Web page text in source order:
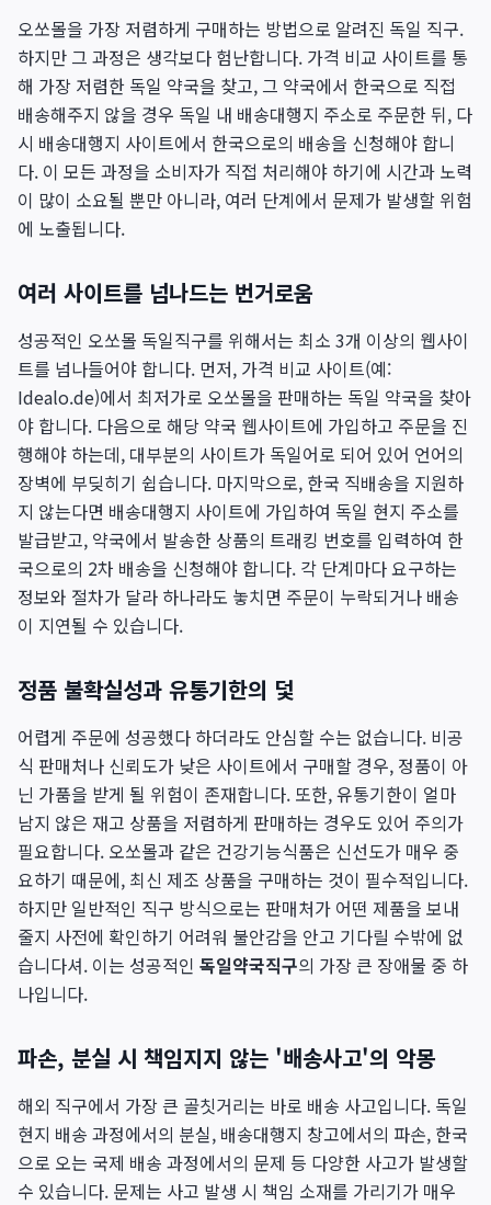
오쏘몰을 가장 저렴하게 구매하는 방법으로 알려진 독일 직구.
하지만 그 과정은 생각보다 험난합니다. 가격 비교 사이트를 통
해 가장 저렴한 독일 약국을 찾고, 그 약국에서 한국으로 직접
배송해주지 않을 경우 독일 내 배송대행지 주소로 주문한 뒤, 다
시 배송대행지 사이트에서 한국으로의 배송을 신청해야 합니
다. 이 모든 과정을 소비자가 직접 처리해야 하기에 시간과 노력
이 많이 소요될 뿐만 아니라, 여러 단계에서 문제가 발생할 위험
에 노출됩니다.
여러 사이트를 넘나드는 번거로움
성공적인 오쏘몰 독일직구를 위해서는 최소 3개 이상의 웹사이
트를 넘나들어야 합니다. 먼저, 가격 비교 사이트(예:
Idealo.de)에서 최저가로 오쏘몰을 판매하는 독일 약국을 찾아
야 합니다. 다음으로 해당 약국 웹사이트에 가입하고 주문을 진
행해야 하는데, 대부분의 사이트가 독일어로 되어 있어 언어의
장벽에 부딪히기 쉽습니다. 마지막으로, 한국 직배송을 지원하
지 않는다면 배송대행지 사이트에 가입하여 독일 현지 주소를
발급받고, 약국에서 발송한 상품의 트래킹 번호를 입력하여 한
국으로의 2차 배송을 신청해야 합니다. 각 단계마다 요구하는
정보와 절차가 달라 하나라도 놓치면 주문이 누락되거나 배송
이 지연될 수 있습니다.
정품 불확실성과 유통기한의 덫
어렵게 주문에 성공했다 하더라도 안심할 수는 없습니다. 비공
식 판매처나 신뢰도가 낮은 사이트에서 구매할 경우, 정품이 아
닌 가품을 받게 될 위험이 존재합니다. 또한, 유통기한이 얼마
남지 않은 재고 상품을 저렴하게 판매하는 경우도 있어 주의가
필요합니다. 오쏘몰과 같은 건강기능식품은 신선도가 매우 중
요하기 때문에, 최신 제조 상품을 구매하는 것이 필수적입니다.
하지만 일반적인 직구 방식으로는 판매처가 어떤 제품을 보내
줄지 사전에 확인하기 어려워 불안감을 안고 기다릴 수밖에 없
습니다셔. 이는 성공적인 독일약국직구의 가장 큰 장애물 중 하
나입니다.
파손, 분실 시 책임지지 않는 '배송사고'의 악몽
해외 직구에서 가장 큰 골칫거리는 바로 배송 사고입니다. 독일
현지 배송 과정에서의 분실, 배송대행지 창고에서의 파손, 한국
으로 오는 국제 배송 과정에서의 문제 등 다양한 사고가 발생할
수 있습니다. 문제는 사고 발생 시 책임 소재를 가리기가 매우